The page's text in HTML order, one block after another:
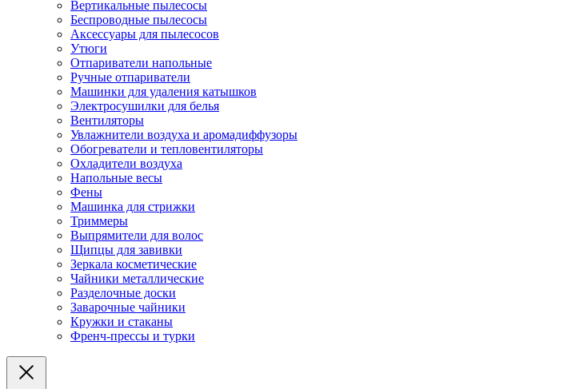
Вертикальные пылесосы
Беспроводные пылесосы
Аксессуары для пылесосов
Утюги
Отпариватели напольные
Ручные отпариватели
Машинки для удаления катышков
Электросушилки для белья
Вентиляторы
Увлажнители воздуха и аромадиффузоры
Обогреватели и тепловентиляторы
Охладители воздуха
Напольные весы
Фены
Машинка для стрижки
Триммеры
Выпрямители для волос
Щипцы для завивки
Зеркала косметические
Чайники металлические
Разделочные доски
Заварочные чайники
Кружки и стаканы
Френч-прессы и турки